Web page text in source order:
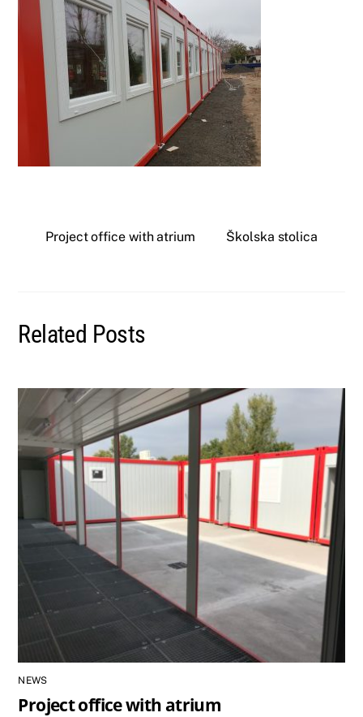
Project office with atrium Školska stolica
Related Posts
NEWS
Project office with atrium